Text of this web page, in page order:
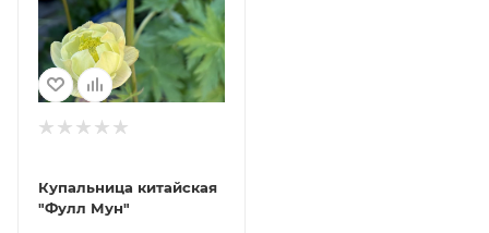
Купальница китайская
"Фулл Мун"